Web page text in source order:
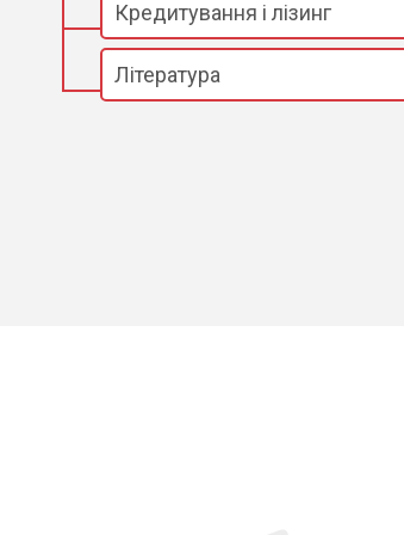
Кредитування і лізинг
Література